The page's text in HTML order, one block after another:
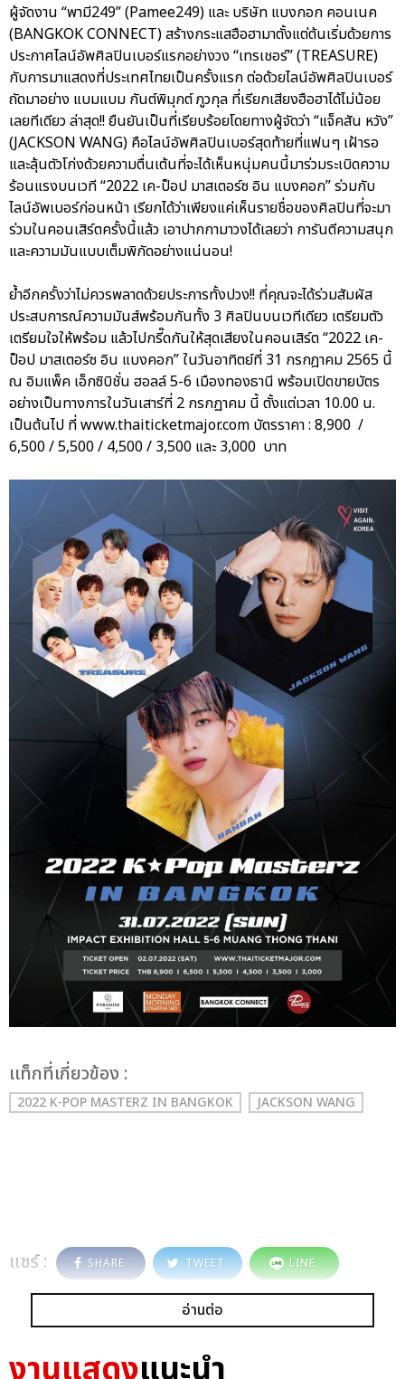
ผู้จัดงาน “พามี249” (Pamee249) และ บริษัท แบงกอก คอนเนค
(BANGKOK CONNECT) สร้างกระแสฮือฮามาตั้งแต่ต้นเริ่มด้วยการ
ประกาศไลน์อัพศิลปินเบอร์แรกอย่างวง “เทรเชอร์” (TREASURE)
กับการมาแสดงที่ประเทศไทยเป็นครั้งแรก ต่อด้วยไลน์อัพศิลปินเบอร์
ถัดมาอย่าง แบมแบม กันต์พิมุกต์ ภูวกุล ที่เรียกเสียงฮือฮาได้ไม่น้อย
เลยทีเดียว ล่าสุด!! ยืนยันเป็นที่เรียบร้อยโดยทางผู้จัดว่า “แจ็คสัน หวัง”
(JACKSON WANG) คือไลน์อัพศิลปินเบอร์สุดท้ายที่แฟนๆ เฝ้ารอ
และลุ้นตัวโก่งด้วยความตื่นเต้นที่จะได้เห็นหนุ่มคนนี้มาร่วมระเบิดความ
ร้อนแรงบนเวที “2022 เค-ป็อป มาสเตอร์ซ อิน แบงคอก” ร่วมกับ
ไลน์อัพเบอร์ก่อนหน้า เรียกได้ว่าเพียงแค่เห็นรายชื่อของศิลปินที่จะมา
ร่วมในคอนเสิร์ตครั้งนี้แล้ว เอาปากกามาวงได้เลยว่า การันตีความสนุก
และความมันแบบเต็มพิกัดอย่างแน่นอน!
ย้ำอีกครั้งว่าไม่ควรพลาดด้วยประการทั้งปวง!! ที่คุณจะได้ร่วมสัมผัส
ประสบการณ์ความมันส์พร้อมกันทั้ง 3 ศิลปินบนเวทีเดียว เตรียมตัว
เตรียมใจให้พร้อม แล้วไปกรี๊ดกันให้สุดเสียงในคอนเสิร์ต “2022 เค-
ป็อป มาสเตอร์ซ อิน แบงคอก” ในวันอาทิตย์ที่ 31 กรกฎาคม 2565 นี้
ณ อิมแพ็ค เอ็กซิบิชั่น ฮอลล์ 5-6 เมืองทองธานี พร้อมเปิดขายบัตร
อย่างเป็นทางการในวันเสาร์ที่ 2 กรกฏาคม นี้ ตั้งแต่เวลา 10.00 น.
เป็นต้นไป ที่ www.thaiticketmajor.com บัตรราคา : 8,900 /
6,500 / 5,500 / 4,500 / 3,500 และ 3,000 บาท
เเท็กที่เกี่ยวข้อง :
2022 K-POP MASTERZ IN BANGKOK JACKSON WANG
แชร์ : SHARE TWEET LINE
อ่านต่อ